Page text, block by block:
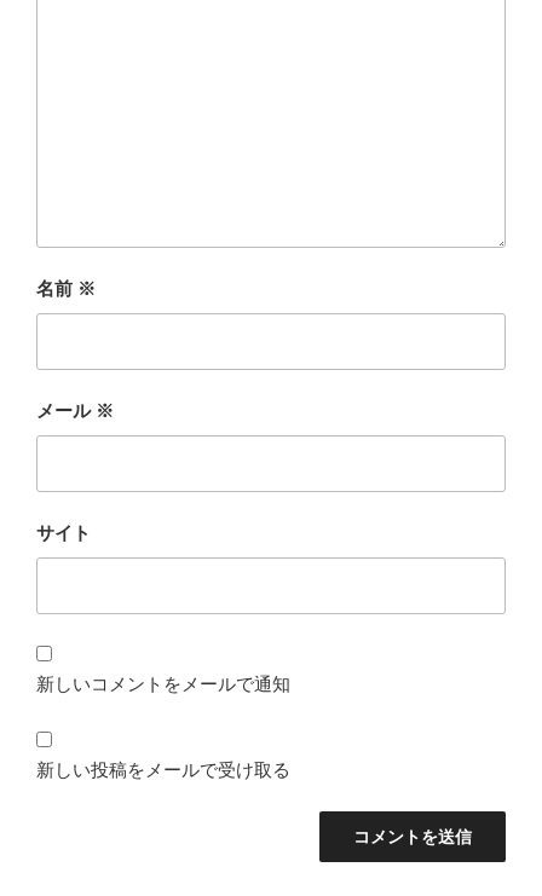
名前 ※
メール ※
サイト
新しいコメントをメールで通知
新しい投稿をメールで受け取る